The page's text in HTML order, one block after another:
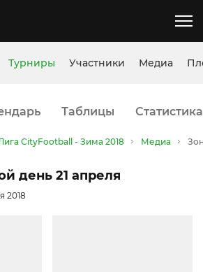
Турниры Участники Медиа
Таблицы Статистика
CityFootball - Зима 2018 Медиа
день 21 апреля
2018